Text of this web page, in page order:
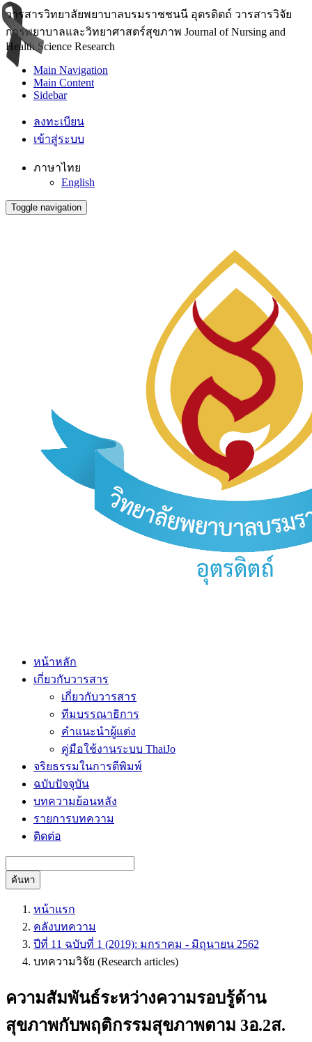
วารสารวิทยาลัยพยาบาลบรมราชชนนี อุตรดิตถ์ วารสารวิจัย
การพยาบาลและวิทยาศาสตร์สุขภาพ Journal of Nursing and
Health Science Research
Main Navigation
Main Content
Sidebar
ลงทะเบียน
เข้าสู่ระบบ
ภาษาไทย
English
Toggle navigation
หน้าหลัก
เกี่ยวกับวารสาร
เกี่ยวกับวารสาร
ทีมบรรณาธิการ
คำแนะนำผู้แต่ง
คู่มือใช้งานระบบ ThaiJo
จริยธรรมในการตีพิมพ์
ฉบับปัจจุบัน
บทความย้อนหลัง
รายการบทความ
ติดต่อ
ค้นหา
หน้าแรก
คลังบทความ
ปีที่ 11 ฉบับที่ 1 (2019): มกราคม - มิถุนายน 2562
บทความวิจัย (Research articles)
ความสัมพันธ์ระหว่างความรอบรู้ด้าน
สุขภาพกับพฤติกรรมสุขภาพตาม 3อ.2ส.